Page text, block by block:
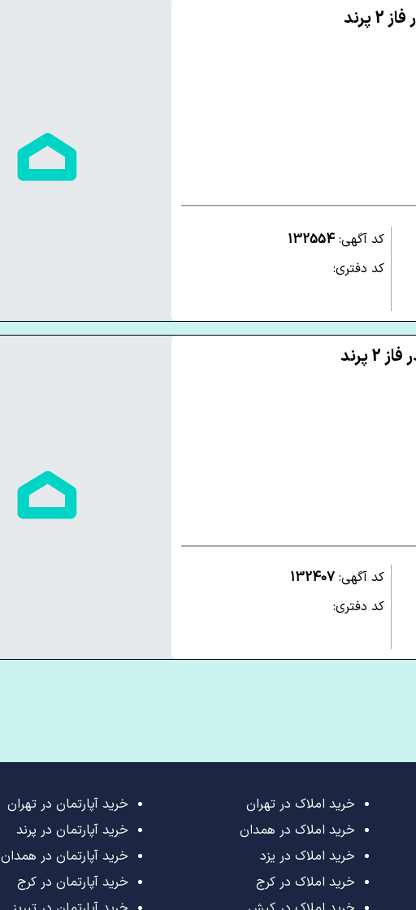
کد آگهی: 132554
کد دفتری:
کد آگهی: 132407
کد دفتری:
خرید املاک در تهران
خرید املاک در همدان
خرید املاک در یزد
خرید املاک در کرج
خرید آپارتمان در تهران
خرید آپارتمان در پرند
خرید آپارتمان در همدان
خرید آپارتمان در کرج